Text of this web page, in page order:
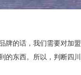
的话，我们需要对加盟
的东西。所以，判断四